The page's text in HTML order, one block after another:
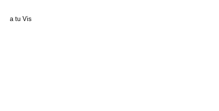
a tu Vis